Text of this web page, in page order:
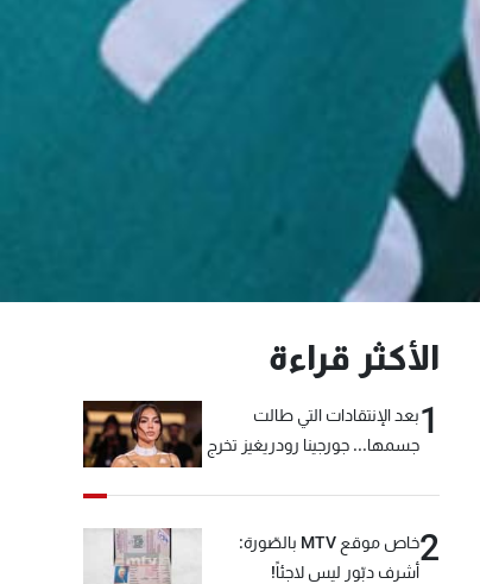
الأكثر قراءة
1بعد الإنتقادات التي طالت
جسمها... جورجينا رودريغيز تخرج
2
خاص موقع MTV بالصّورة:
أشرف دبّور ليس لاجئاً!